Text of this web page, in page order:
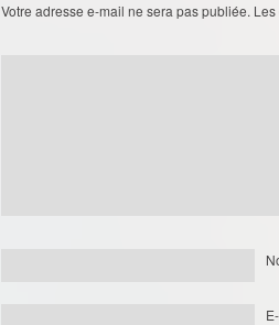
Votre adresse e-mail ne sera pas publiée.